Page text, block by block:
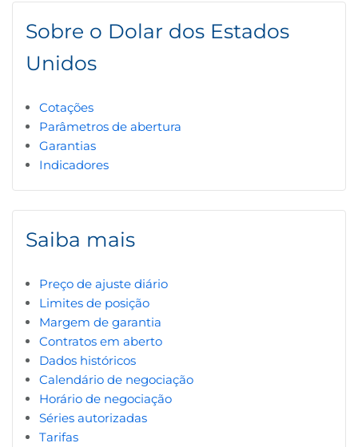
Sobre o Dolar dos Estados
Unidos
Cotações
Parâmetros de abertura
Garantias
Indicadores
Saiba mais
Preço de ajuste diário
Limites de posição
Margem de garantia
Contratos em aberto
Dados históricos
Calendário de negociação
Horário de negociação
Séries autorizadas
Tarifas